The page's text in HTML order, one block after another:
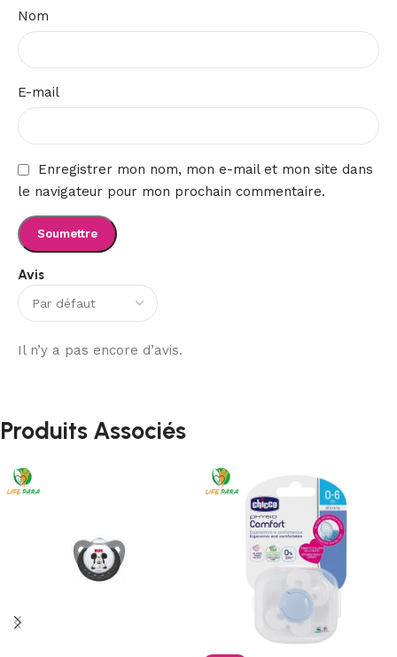
Avis
Il n’y a pas encore d’avis.
Nom
E-mail
Enregistrer mon nom, mon e-mail et mon site dans
le navigateur pour mon prochain commentaire.
Produits Associés